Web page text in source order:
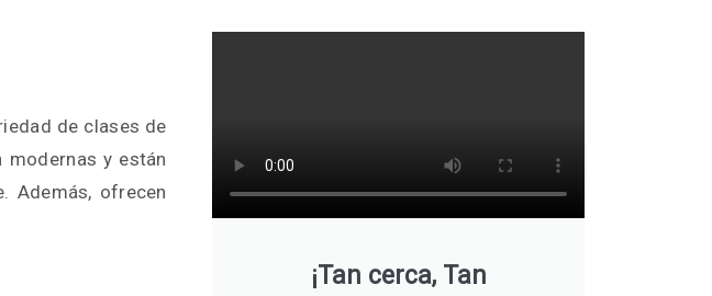
de clases de
modernas y están
Además, ofrecen
¡Tan cerca, Tan